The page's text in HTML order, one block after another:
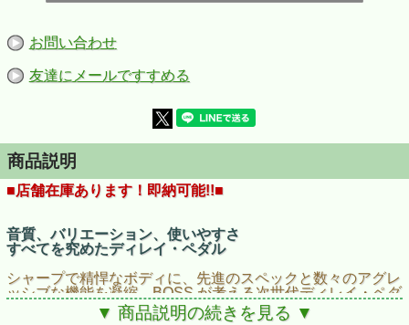
お問い合わせ
友達にメールですすめる
商品説明
■店舗在庫あります！即納可能!!■
音質、バリエーション、使いやすさ
すべてを究めたディレイ・ペダル
シャープで精悍なボディに、先進のスペックと数々のアグレ
ッシブな機能を凝縮。BOSS が考える次世代ディレイ・ペダ
ルの新しいカタチ、それがDD-500 です。最大の特長と言え
るのが、入力から出力まで最高水準32 ビット処理による高
▼ 商品説明の続きを見る ▼